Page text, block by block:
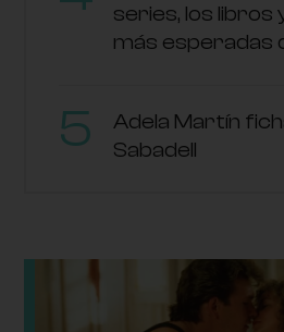
series, los libros
más esperadas
Adela Martín
Sabadell